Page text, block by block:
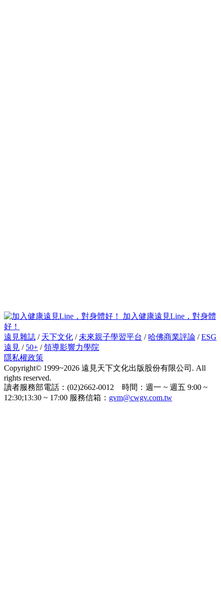
加入健康遠見Line，對身體
好！
遠見雜誌 / 天下文化 / 未來親子學習平台 / 哈佛商業評論 /ESG
遠見 / 50+ /領導影響力學院
隱私權政策
Copyright© 1999~2026 遠見天下文化出版股份有限公司. All
rights reserved.
讀者服務部電話：(02)2662-0012 時間：週一 ~ 週五 9:00 ~
12:30;13:30 ~ 17:00 服務信箱： gvm@cwgv.com.tw